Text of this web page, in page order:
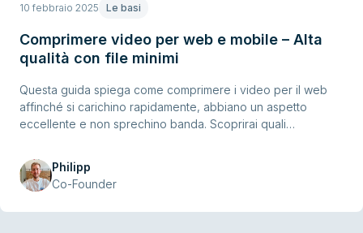
10 febbraio 2025 Le basi
Comprimere video per web e mobile – Alta
qualità con file minimi
Questa guida spiega come comprimere i video per il web
affinché si carichino rapidamente, abbiano un aspetto
eccellente e non sprechino banda. Scoprirai quali
quali workflow utilizzare e come evitare gli errori più comuni.
Perfetta per chi vuole migliorare le prestazioni senza
sacrificare la qualità video.
Philipp
Co-Founder